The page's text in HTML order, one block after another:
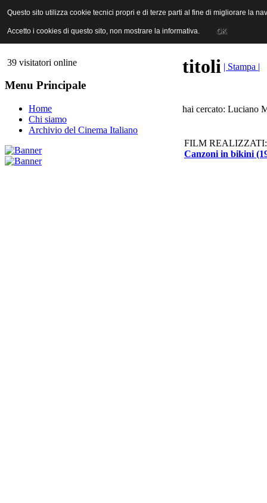
ANICA | Associazione Nazionale Industrie Cinematografiche
39 visitatori online
Menu Principale
Home
Chi siamo
Archivio del Cinema Italiano
titoli | Stampa |
hai cercato: Luciano
FILM REALIZZATI:
Canzoni in bikini
Questo sito utilizza cookie tecnici propri e di terze parti al fine di migliorare la
Accetto i cookies di questo sito, non mostrare la informativa. OK
Questo sito utilizza cookie tecnici propri e di terze parti al fine di migliorare la
Accetto i cookies di questo sito, non mostrare la informativa. OK